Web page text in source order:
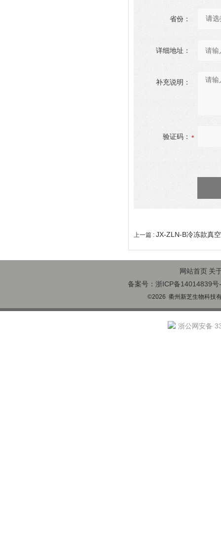
省份：
详细地址：
补充说明：
验证码：
上一篇 : JX-ZLN-B冷冻款真
网站首页 关
备案号：浙ICP备14014839号
©2026 衢州新芝生物科技
浙公网安备